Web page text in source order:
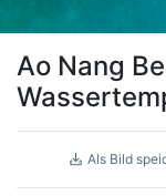
Ao Nang
Als Bild